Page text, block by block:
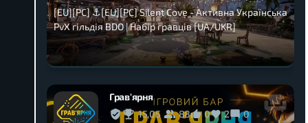
[EU][PC] ⚓[EU][PC] Silent Cove - Активна Українська
PvX гільдія BDO | Набір гравців [UA/UKR]
Грав'ярня
15,05
88 0 2 0